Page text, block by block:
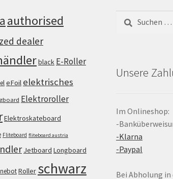
authorised
dealer
black E-Roller
eFoil elektrisches
Elektroroller
Elektroskateboard
Fliteboard fliteboard austria
Jetboard Longboard
Roller schwarz
nach:
Unsere
Im Onlineshop:
-
-Klarna
-Paypal
Bei Abholung